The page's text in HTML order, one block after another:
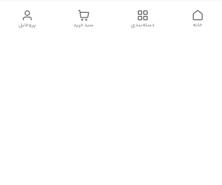
پروفایل سبد خرید دسته‌بندی خانه